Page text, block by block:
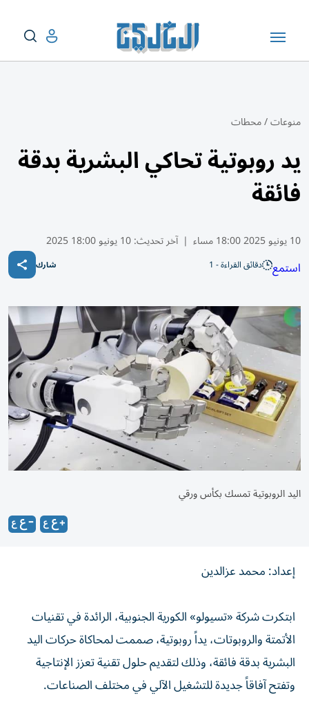
منوعات/محطات
يد روبوتية تحاكي البشرية بدقة
فائقة
10 يونيو 2025 18:00 مساء | آخر تحديث:10 يونيو 18:00 2025
استمع دقائق القراءة - 1 شارك
اليد الروبوتية تمسك بكأس ورقي
إعداد: محمد عزالدين
ابتكرت شركة «تسيولو» الكورية الجنوبية، الرائدة في تقنيات
الأتمتة والروبوتات، يداً روبوتية، صممت لمحاكاة حركات اليد
البشرية بدقة فائقة، وذلك لتقديم حلول تقنية تعزز الإنتاجية
وتفتح آفاقاً جديدة للتشغيل الآلي في مختلف الصناعات.